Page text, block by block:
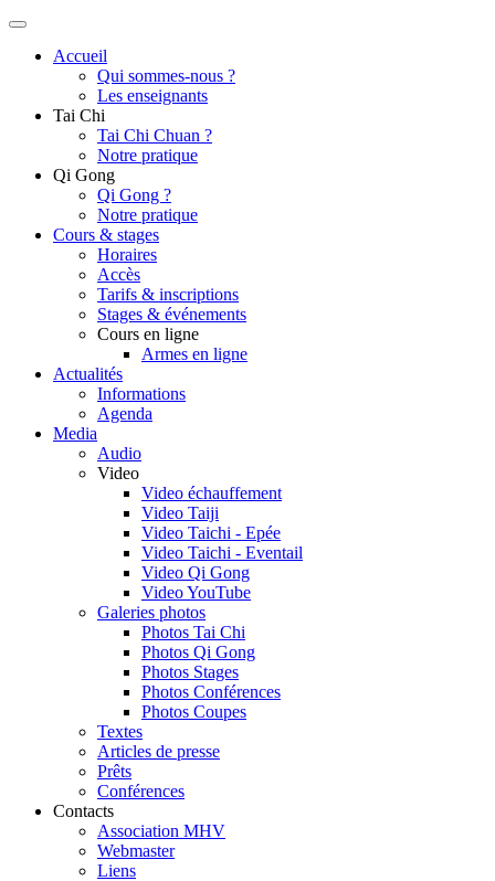
Accueil
Qui sommes-nous ?
Les enseignants
Tai Chi
Tai Chi Chuan ?
Notre pratique
Qi Gong
Qi Gong ?
Notre pratique
Cours & stages
Horaires
Accès
Tarifs & inscriptions
Stages & événements
Cours en ligne
Armes en ligne
Actualités
Informations
Agenda
Media
Audio
Video
Video échauffement
Video Taiji
Video Taichi - Epée
Video Taichi - Eventail
Video Qi Gong
Video YouTube
Galeries photos
Photos Tai Chi
Photos Qi Gong
Photos Stages
Photos Conférences
Photos Coupes
Textes
Articles de presse
Prêts
Conférences
Contacts
Association MHV
Webmaster
Liens